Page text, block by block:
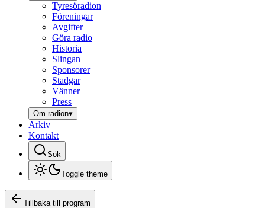
Tyresöradion
Föreningar
Avgifter
Göra radio
Historia
Slingan
Sponsorer
Stadgar
Vänner
Press
Om radion▾
Arkiv
Kontakt
Sök
Toggle theme
Tillbaka till program